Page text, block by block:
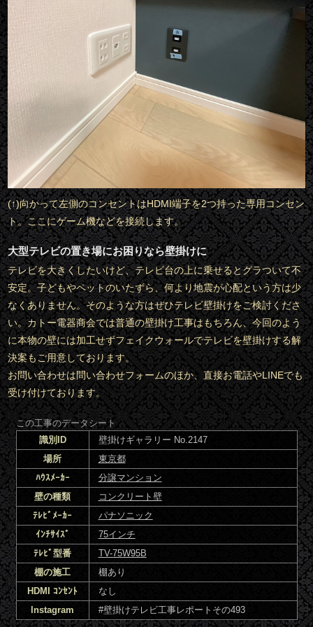
(↑)向かって左側のコンセントはHDMI端子を2つ持った専用コンセン
ト。ここにゲーム機などを接続します。
大型テレビの置き場にお困りなら壁掛けに
テレビを大きくしたいけど、テレビ台の上に乗せるとグラついて不
安定。子どもやペットのいたずら、何より地震が心配という方は少
なくありません。そのような方はぜひテレビ壁掛けをご検討くださ
い。カトー電器商会では普通の壁掛け工事はもちろん、今回のよう
に本物の壁には加工せずフェイクウォールでテレビを壁掛けする解
決案もご用意しております。
お問い合わせは問い合わせフォームのほか、直接お電話やLINEでも
受け付けております。
この工事のデータシート
識別ID
壁掛けギャラリー No.2147
場所
東京都
ﾊｳｽﾒｰｶｰ
分譲マンション
壁の種類
コンクリート壁
ﾃﾚﾋﾞﾒｰｶｰ
パナソニック
ｲﾝﾁｻｲｽﾞ
75インチ
ﾃﾚﾋﾞ型番
TV-75W95B
棚の施工
棚あり
HDMI ｺﾝｾﾝﾄ
なし
Instagram
#壁掛けテレビ工事レポートその493